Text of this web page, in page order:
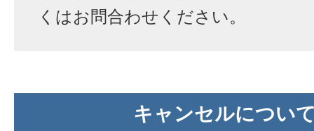
くはお問合わせください。
キャンセルについ